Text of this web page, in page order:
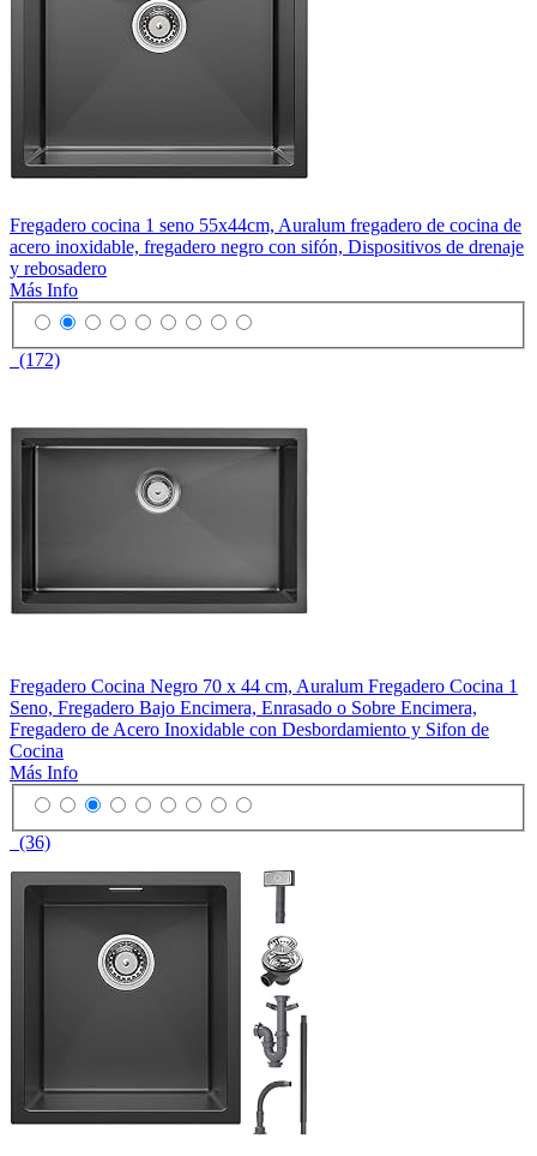
Fregadero cocina 1 seno 55x44cm, Auralum fregadero de cocina de
acero inoxidable, fregadero negro con sifón, Dispositivos de drenaje
y rebosadero
Más Info
(172)
Fregadero Cocina Negro 70 x 44 cm, Auralum Fregadero Cocina 1
Seno, Fregadero Bajo Encimera, Enrasado o Sobre Encimera,
Fregadero de Acero Inoxidable con Desbordamiento y Sifon de
Cocina
Más Info
(36)